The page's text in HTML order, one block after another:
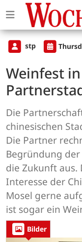
stp
Weinfest
Die
chinesischen
Die Partner
Begründung
die Zukunft aus.
Interesse der
Mosel gerne
ist sogar ein
Bilder